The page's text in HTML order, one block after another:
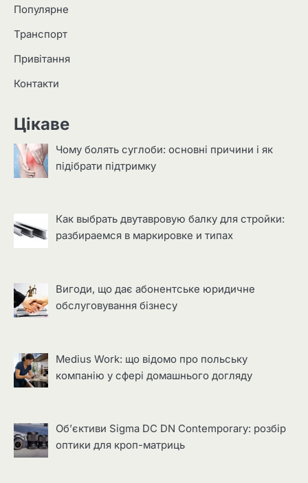
Популярне
Транспорт
Привітання
Контакти
Цікаве
Чому болять суглоби: основні причини і як
підібрати підтримку
Как выбрать двутавровую балку для стройки:
разбираемся в маркировке и типах
Вигоди, що дає абонентське юридичне
обслуговування бізнесу
Medius Work: що відомо про польську
компанію у сфері домашнього догляду
Об’єктиви Sigma DC DN Contemporary: розбір
оптики для кроп-матриць